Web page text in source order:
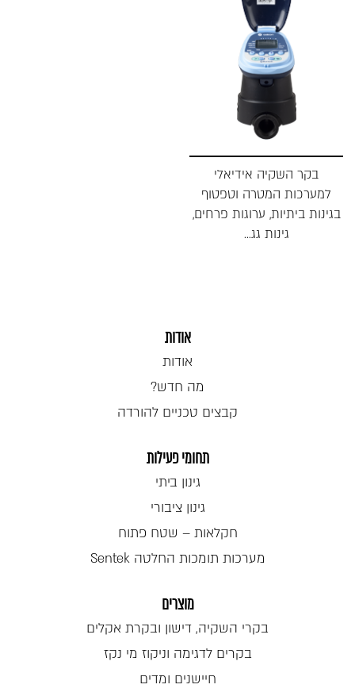
בקר השקיה אידיאלי
למערכות המטרה וטפטוף
בגינות ביתיות, ערוגות פרחים,
גינות גג...
אודות
אודות
מה חדש?
קבצים טכניים להורדה
תחומי פעילות
גינון ביתי
גינון ציבורי
חקלאות – שטח פתוח
מערכות תומכות החלטה Sentek
מוצרים
בקרי השקיה, דישון ובקרת אקלים
בקרים לדגימה וניקוז מי נקז
חיישנים ומדים